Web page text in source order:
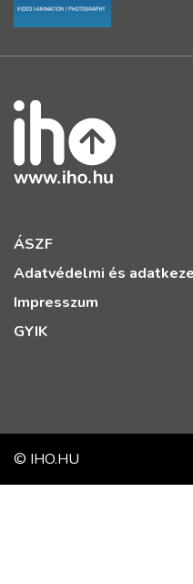
ÁSZF
Adatvédelmi és
Impresszum
GYIK
© IHO.HU